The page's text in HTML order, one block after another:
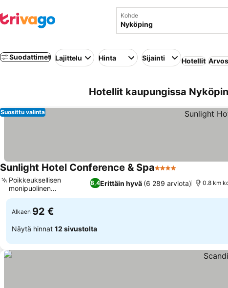
Kohde
Suodattimet Lajittelu Hinta Sijainti Hotellit
Hotellit kaupungissa
Suosittu valinta
Sunlight Hotel Conference & Spa4 Tähtiluokitus
8,4Erittäin hyvä (6 289 arviota)
Poikkeuksellisen
monipuolinen
aamiaisbuffet
0.8 km
Alkaen 92 €
Näytä hinnat 12 sivustolta